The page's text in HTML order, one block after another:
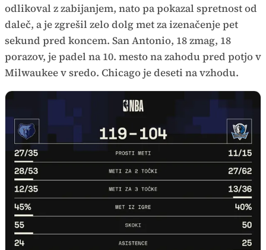
odlikoval z zabijanjem, nato pa pokazal spretnost od
daleč, a je zgrešil zelo dolg met za izenačenje pet
sekund pred koncem. San Antonio, 18 zmag, 18
porazov, je padel na 10. mesto na zahodu pred potjo v
Milwaukee v sredo. Chicago je deseti na vzhodu.